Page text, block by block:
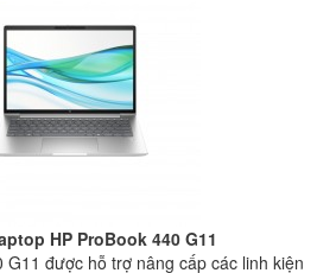
HP ProBook 440 G11
G11 được hỗ trợ nâng cấp các linh kiện